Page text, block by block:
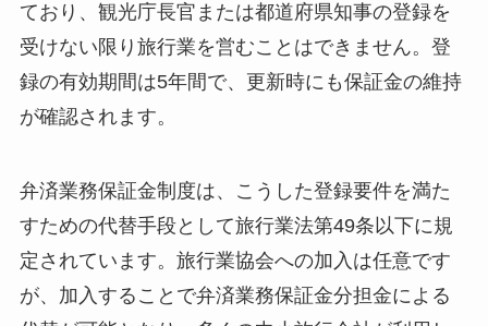
ており、観光庁長官または都道府県知事の登録を
受けない限り旅行業を営むことはできません。登
録の有効期間は5年間で、更新時にも保証金の維持
が確認されます。
弁済業務保証金制度は、こうした登録要件を満た
すための代替手段として旅行業法第49条以下に規
定されています。旅行業協会への加入は任意です
が、加入することで弁済業務保証金分担金による